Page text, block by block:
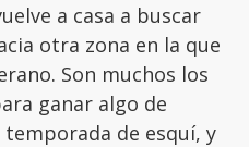
a casa a buscar
otra zona en la que
Son muchos los
ganar algo de
de esquí, y